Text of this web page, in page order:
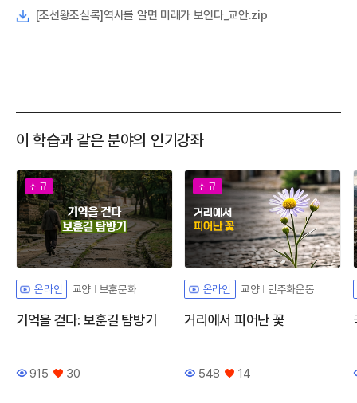
[조선왕조실록]역사를 알면 미래가 보인다_교안.zip
이 학습과 같은 분야의 인기강좌
신규
온라인 교양 보훈문화
기억을 걷다: 보훈길 탐방기
조회수
915
좋아요
30
신규
온라인 교양 민주화운동
거리에서 피어난 꽃
조회수
548
좋아요
14